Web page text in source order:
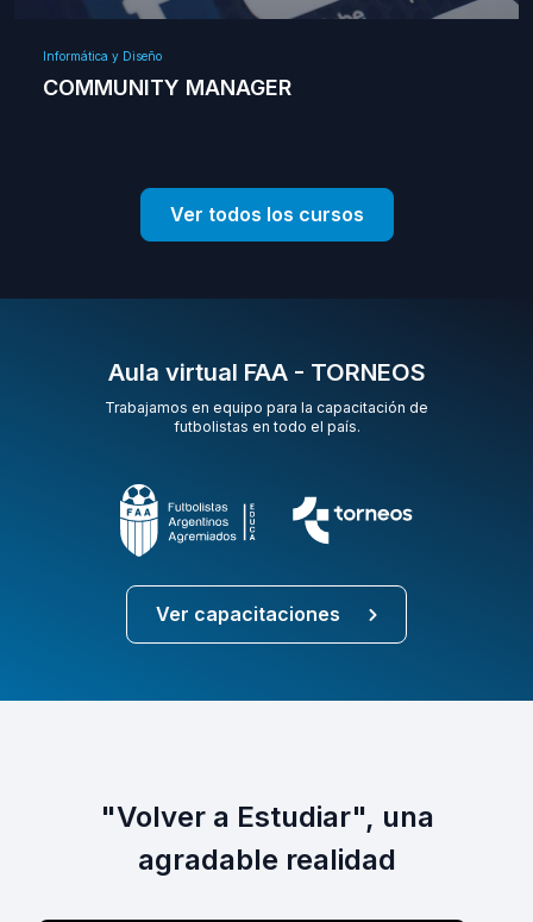
Informática y Diseño
COMMUNITY MANAGER
Ver todos los cursos
Aula virtual FAA - TORNEOS
Trabajamos en equipo para la capacitación de
futbolistas en todo el país.
Ver capacitaciones
"Volver a Estudiar", una
agradable realidad